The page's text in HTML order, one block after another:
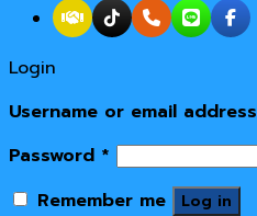
Login
Username or email address
Password *
Remember me
Log in